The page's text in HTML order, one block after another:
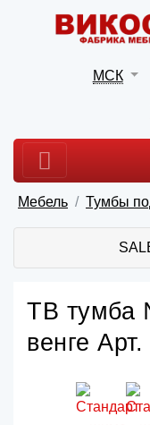
МСК
Мебель Тумбы
ТВ тумба
венге